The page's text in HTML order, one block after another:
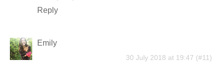
Reply
Emily
30 July 2018 at 19:47